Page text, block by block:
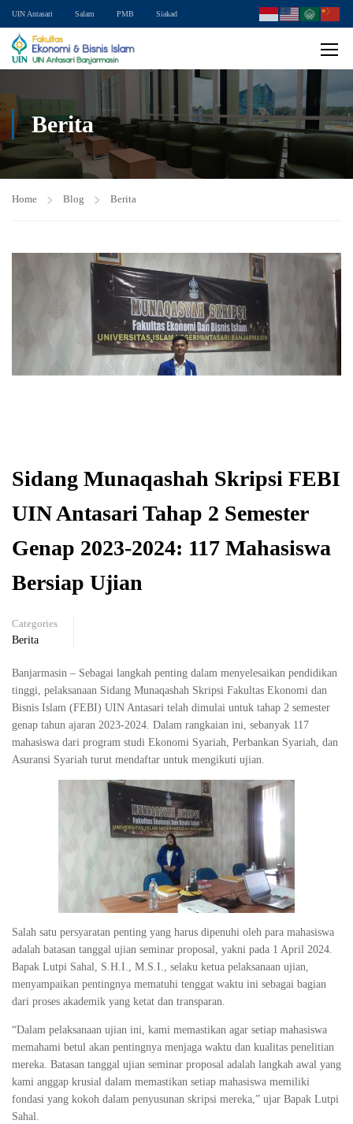
UIN Antasari Salam PMB Siakad
Berita
Home Blog Berita
Sidang Munaqashah Skripsi FEBI
UIN Antasari Tahap 2 Semester
Genap 2023-2024: 117 Mahasiswa
Bersiap Ujian
Categories
Berita
Banjarmasin – Sebagai langkah penting dalam menyelesaikan pendidikan
tinggi, pelaksanaan Sidang Munaqashah Skripsi Fakultas Ekonomi dan
Bisnis Islam (FEBI) UIN Antasari telah dimulai untuk tahap 2 semester
genap tahun ajaran 2023-2024. Dalam rangkaian ini, sebanyak 117
mahasiswa dari program studi Ekonomi Syariah, Perbankan Syariah, dan
Asuransi Syariah turut mendaftar untuk mengikuti ujian.
Salah satu persyaratan penting yang harus dipenuhi oleh para mahasiswa
adalah batasan tanggal ujian seminar proposal, yakni pada 1 April 2024.
Bapak Lutpi Sahal, S.H.I., M.S.I., selaku ketua pelaksanaan ujian,
menyampaikan pentingnya mematuhi tenggat waktu ini sebagai bagian
dari proses akademik yang ketat dan transparan.
“Dalam pelaksanaan ujian ini, kami memastikan agar setiap mahasiswa
memahami betul akan pentingnya menjaga waktu dan kualitas penelitian
mereka. Batasan tanggal ujian seminar proposal adalah langkah awal yang
kami anggap krusial dalam memastikan setiap mahasiswa memiliki
fondasi yang kokoh dalam penyusunan skripsi mereka,” ujar Bapak Lutpi
Sahal.